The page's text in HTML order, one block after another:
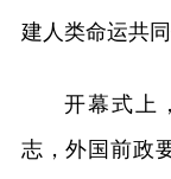
建人类命运共同
开幕式上
志，外国前政